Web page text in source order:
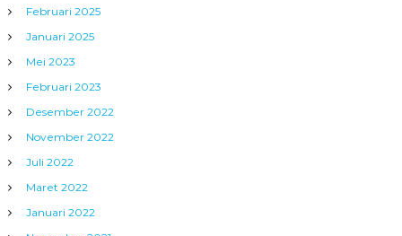
Februari 2025
Januari 2025
Mei 2023
Februari 2023
Desember 2022
November 2022
Juli 2022
Maret 2022
Januari 2022